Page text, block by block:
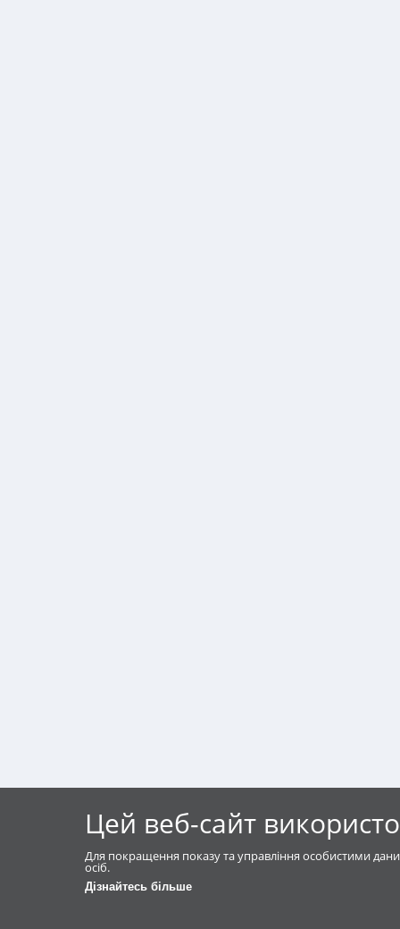
Цей веб-сайт
Для покращення показу та управління особистими
осіб.
Дізнайтесь більше